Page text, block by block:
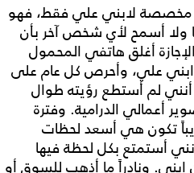
مخصصة لابني علي فقط، فهو
ولا أسمح لأي شخص آخر بأن
أغلق هاتفي المحمول
ابني علي، وأحرص كل عام على
لم أستطع رؤيته طوال
أعمالي الدرامية. وفترة
تكون هي أسعد لحظات
أستمتع بكل لحظة فيها
ونادراً ما أذهب للسوق أو